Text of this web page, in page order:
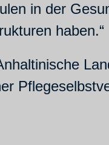
in der
haben.“